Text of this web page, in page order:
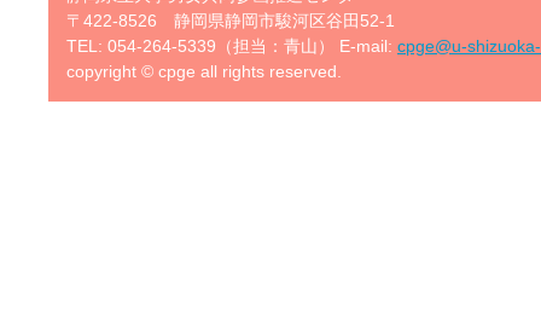
〒422-8526 静岡県静岡市駿河区谷田52-1
TEL: 054-264-5339（担当：青山） E-mail: cpge@u-
copyright © cpge all rights reserved.